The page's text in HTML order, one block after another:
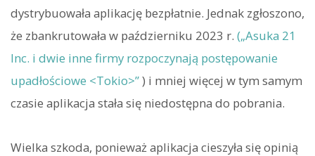
dystrybuowała aplikację bezpłatnie. Jednak zgłoszono,
że zbankrutowała w październiku 2023 r. („Asuka 21
Inc. i dwie inne firmy rozpoczynają postępowanie
upadłościowe <Tokio>”) i mniej więcej w tym samym
czasie aplikacja stała się niedostępna do pobrania.
Wielka szkoda, ponieważ aplikacja cieszyła się opinią